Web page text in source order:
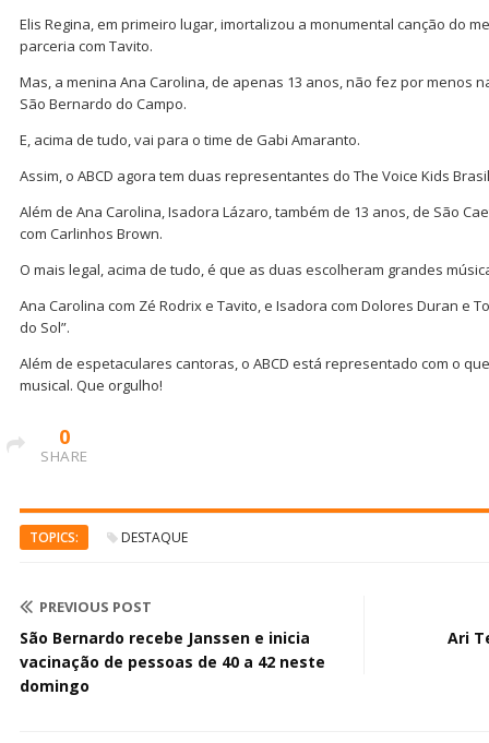
Elis Regina, em primeiro lugar, imortalizou a monumental canção do
parceria com Tavito.
Mas, a menina Ana Carolina, de apenas 13 anos, não fez por menos
São Bernardo do Campo.
E, acima de tudo, vai para o time de Gabi Amaranto.
Assim, o ABCD agora tem duas representantes do The Voice Kids
Além de Ana Carolina, Isadora Lázaro, também de 13 anos, de São
com Carlinhos Brown.
O mais legal, acima de tudo, é que as duas escolheram grandes
Ana Carolina com Zé Rodrix e Tavito, e Isadora com Dolores Duran e
do Sol”.
Além de espetaculares cantoras, o ABCD está representado com o
musical. Que orgulho!
0
SHARE
TOPICS: DESTAQUE
PREVIOUS POST
São Bernardo recebe Janssen e inicia
vacinação de pessoas de 40 a 42 neste
domingo
Ari